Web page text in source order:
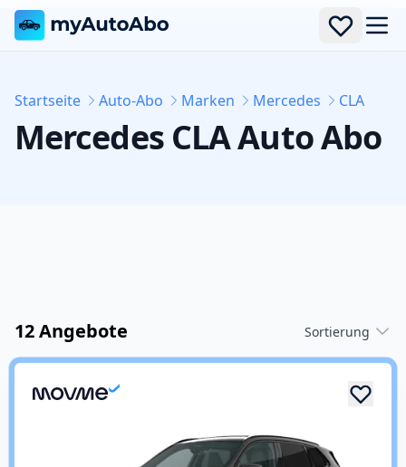
Startseite Auto-Abo Marken Mercedes CLA
Mercedes CLAAuto Abo
12 Angebote Sortierung